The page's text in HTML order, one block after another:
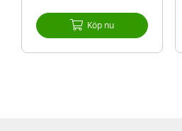
Köp nu